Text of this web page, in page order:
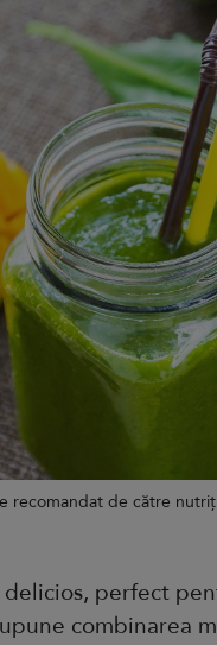
recomandat de către
perfect
combinarea